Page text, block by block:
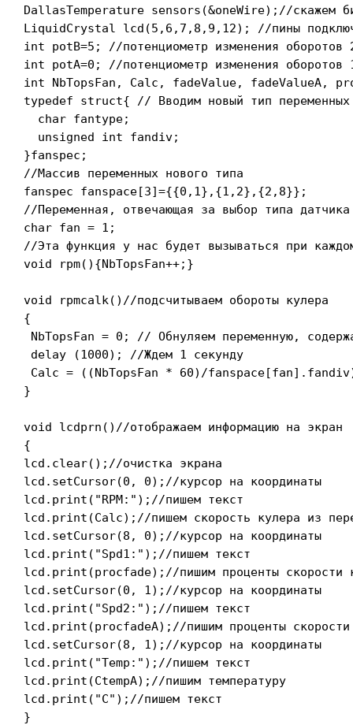
DallasTemperature sensors(&oneWire);//скажем
LiquidCrystal lcd(5,6,7,8,9,12); //пины
int potB=5; //потенциометр изменения оборотов
int potA=0; //потенциометр изменения оборотов
int NbTopsFan, Calc, fadeValue, fadeValueA,
typedef struct{ // Вводим новый тип переменных
  char fantype;
  unsigned int fandiv;
}fanspec;
//Массив переменных нового типа
fanspec fanspace[3]={{0,1},{1,2},{2,8}};
//Переменная, отвечающая за выбор типа
char fan = 1;
//Эта функция у нас будет вызываться при
void rpm(){NbTopsFan++;}
void rpmcalk()//подсчитываем обороты кулера
{
NbTopsFan = 0; // Обнуляем переменную,
delay (1000); //Ждем 1 секунду
Calc = ((NbTopsFan * 60)/fanspace[fan].fandiv);
}
void lcdprn()//отображаем информацию на экран
{
lcd.clear();//очистка экрана
lcd.setCursor(0, 0);//курсор на координаты
lcd.print("RPM:");//пишем текст
lcd.print(Calc);//пишем скорость кулера из
lcd.setCursor(8, 0);//курсор на координаты
lcd.print("Spd1:");//пишем текст
lcd.print(procfade);//пишим проценты скорости
lcd.setCursor(0, 1);//курсор на координаты
lcd.print("Spd2:");//пишем текст
lcd.print(procfadeA);//пишим проценты скорости
lcd.setCursor(8, 1);//курсор на координаты
lcd.print("Temp:");//пишем текст
lcd.print(CtempA);//пишим температуру
lcd.print("C");//пишем текст
}